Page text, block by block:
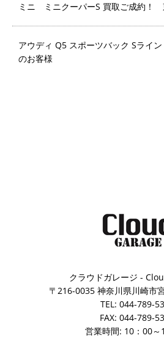
ミニ ミニクーパーS 買取ご成約！
アウディ Q5 スポーツバック Sライ
のお客様
クラウドガレージ -
〒216-0035 神奈川県川崎市
TEL: 044-789-
FAX: 044-789-
営業時間: 10：00～